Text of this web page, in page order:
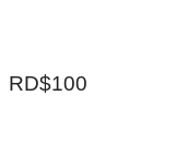
RD$100